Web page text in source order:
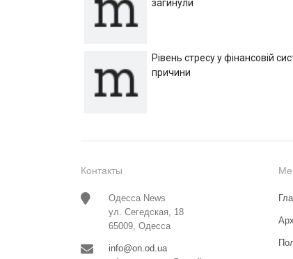
загинули
Рівень стресу у фінансовій
причини
Контакты
Одесса News
ул. Сегедская, 18
65009, Одесса
info@on.od.ua